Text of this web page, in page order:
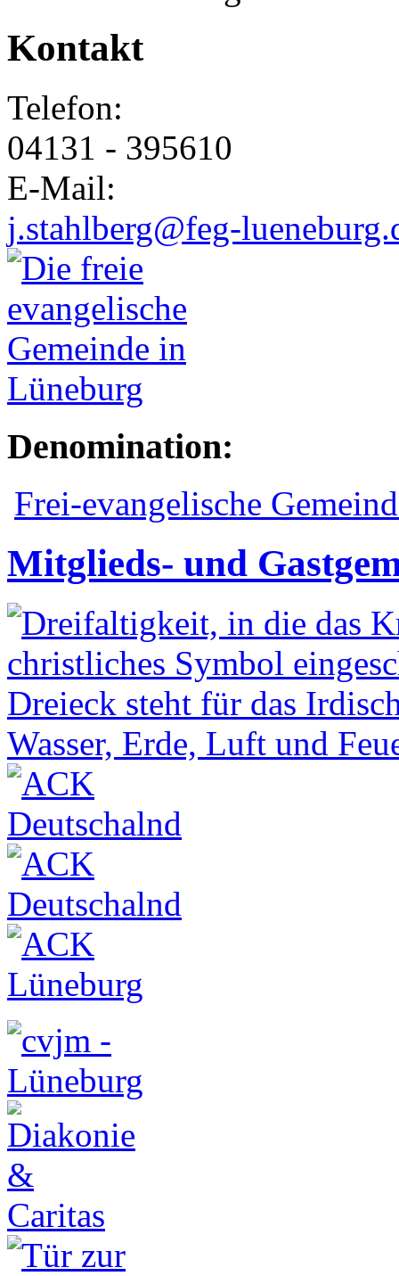
Kontakt
Telefon:
04131 - 395610
E-Mail:
j.stahlberg@feg-
Denomination:
Frei-evangelische
Mitglieds- und